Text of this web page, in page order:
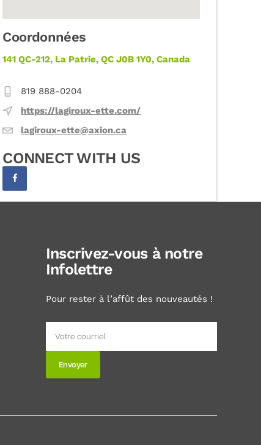
Coordonnées
141 QC-212, La Patrie, QC J0B 1Y0, Canada
819 888-0204
https://lagiroux-ette.com/
lagiroux-ette@axion.ca
CONNECT WITH US
Inscrivez-vous à notre
Infolettre
Pour rester à l’affût des nouveautés !